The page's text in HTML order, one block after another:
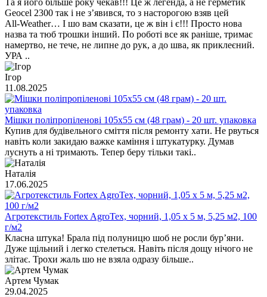
Geocel 2300 так і не з’явився, то з насторогою взяв цей
All‑Weather… І шо вам сказати, це ж він і є!!! Просто нова
назва та тюб трошки інший. По роботі все як раніше, тримає
намертво, не тече, не липне до рук, а до шва, як приклеєний.
УРА ..
Ігор
11.08.2025
Мішки поліпропіленові 105х55 см (48 грам) - 20 шт. упаковка
Купив для будівельного сміття після ремонту хати. Не рвуться
навіть коли закидаю важке каміння і штукатурку. Думав
луснуть а ні тримають. Тепер беру тільки такі..
Наталія
17.06.2025
Агротекстиль Fortex AgroTex, чорний, 1,05 х 5 м, 5,25 м2, 100
г/м2
Класна штука! Брала під полуницю шоб не росли бур’яни.
Дуже щільний і легко стелеться. Навіть після дощу нічого не
злітає. Трохи жаль шо не взяла одразу більше..
Артем Чумак
29.04.2025